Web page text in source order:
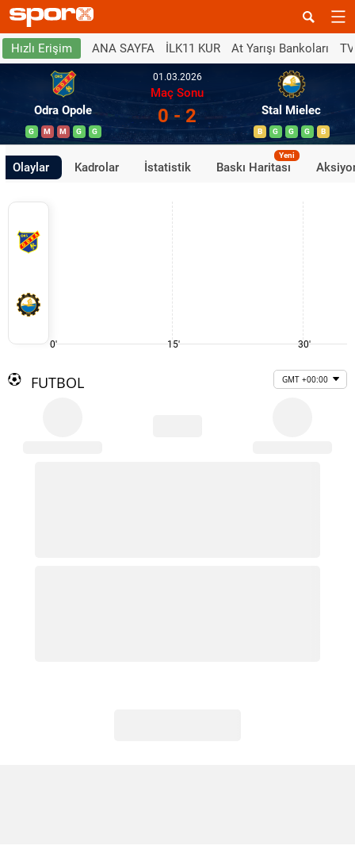
Hızlı Erişim ANA SAYFA İLK11 KUR At Yarışı Bankoları
Odra Opole
G M M G G
01.03.2026
Maç Sonu
0 - 2 Stal Mielec
B G G G B
Olaylar Kadrolar İstatistik Baskı Haritası
Yeni
0' 15' 30'
FUTBOL GMT +00:00